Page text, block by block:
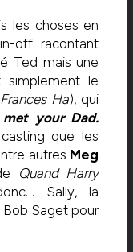
les choses en
off racontant
Ted mais une
simplement le
Frances Ha), qui
your Dad.
que les
autres Meg
Quand Harry
Sally, la
Bob Saget pour